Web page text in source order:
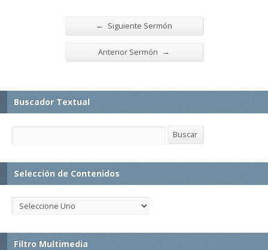
← Siguiente Sermón
Anterior Sermón →
Buscador Textual
Buscar Buscar
Selección de Contenidos
Filtro Multimedia